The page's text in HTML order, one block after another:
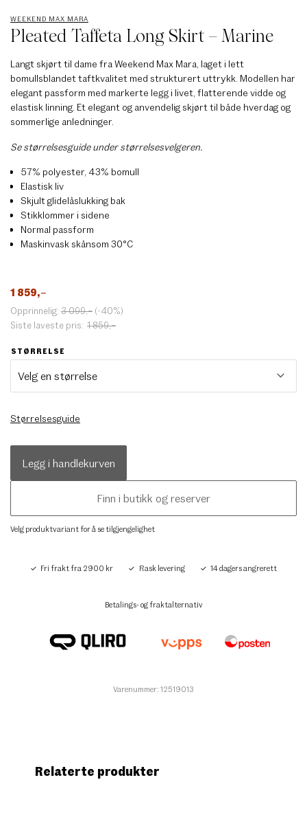
WEEKEND MAX MARA
Pleated Taffeta Long Skirt – Marine
Langt skjørt til dame fra Weekend Max Mara, laget i lett
bomullsblandet taftkvalitet med strukturert uttrykk. Modellen har
elegant passform med markerte legg i livet, flatterende vidde og
elastisk linning. Et elegant og anvendelig skjørt til både hverdag og
sommerlige anledninger.
Se størrelsesguide under størrelsesvelgeren.
57% polyester, 43% bomull
Elastisk liv
Skjult glidelåslukking bak
Stikklommer i sidene
Normal passform
Maskinvask skånsom 30°C
1 859,–
Opprinnelig: 3 099,– (-40%)
Siste laveste pris: 1 859,–
STØRRELSE
Størrelsesguide
Legg i handlekurven
Finn i butikk og reserver
Velg produktvariant for å se tilgjengelighet
Fri frakt fra 2900 kr Rask levering 14 dagers angrerett
Betalings- og fraktalternativ
Varenummer: 12519013
Relaterte produkter